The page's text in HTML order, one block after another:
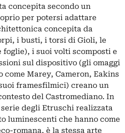
concepita secondo un
per potersi adattare
concepita da
i busti, i torsi di Gioli, le
i suoi volti scomposti e
sul dispositivo (gli omaggi
come Marey, Cameron, Eakins
framesfilmici) creano un
del Castromediano. In
degli Etruschi realizzata
luminescenti che hanno come
romana, è la stessa arte